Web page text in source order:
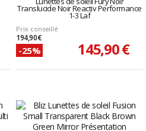
Translucide Noir Reactiv Performance
1-3 Laf
Prix conseillé
194,90 €
-25% 145,90 €